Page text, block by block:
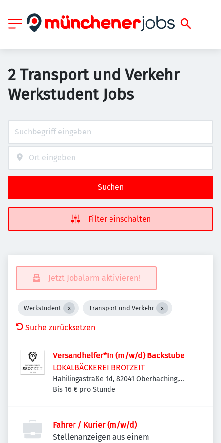
2 Transport und Verkehr
Werkstudent Jobs
Suchen
Filter einschalten
Jetzt Jobalarm aktivieren!
Werkstudent Transport und Verkehr
Suche zurücksetzen
Versandhelfer*In (m/w/d) Backstube
LOKALBÄCKEREI BROTZEIT
Hahilingastraße 1d, 82041 Oberhaching,
Deutschland
Bis 16 € pro Stunde
Fahrer / Kurier (m/w/d)
Stellenanzeigen aus einem